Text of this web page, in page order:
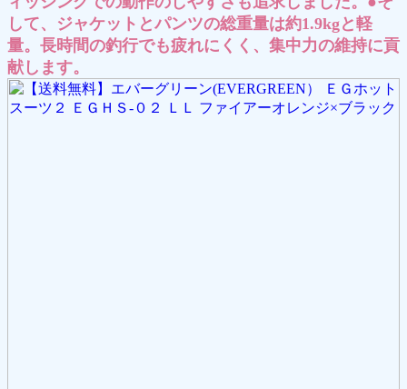
して、ジャケットとパンツの総重量は約1.9kgと軽
量。長時間の釣行でも疲れにくく、集中力の維持に貢
献します。